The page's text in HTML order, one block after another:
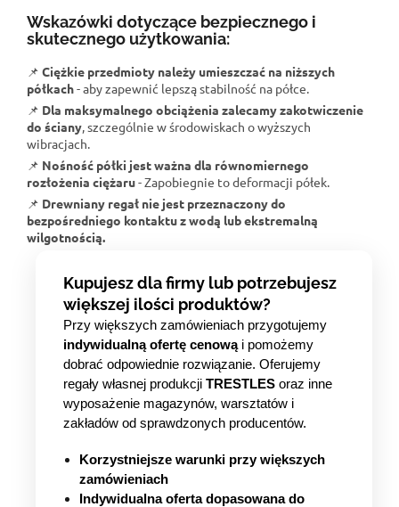
Wskazówki dotyczące bezpiecznego i
skutecznego użytkowania:
📌 Ciężkie przedmioty należy umieszczać na niższych
półkach- aby zapewnić lepszą stabilność na półce.
📌 Dla maksymalnego obciążenia zalecamy zakotwiczenie
do ściany , szczególnie w środowiskach o wyższych
wibracjach.
📌 Nośność półki jest ważna dla równomiernego
rozłożenia ciężaru- Zapobiegnie to deformacji półek.
📌 Drewniany regał nie jest przeznaczony do
bezpośredniego kontaktu z wodą lub ekstremalną
wilgotnością.
Kupujesz dla firmy lub potrzebujesz
większej ilości produktów?
Przy większych zamówieniach przygotujemy
indywidualną ofertę cenowąi pomożemy
dobrać odpowiednie rozwiązanie. Oferujemy
regały własnej produkcji TRESTLES oraz inne
wyposażenie magazynów, warsztatów i
zakładów od sprawdzonych producentów.
Korzystniejsze warunki przy większych
zamówieniach
Indywidualna oferta dopasowana do